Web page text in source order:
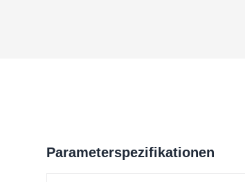
Parameterspezifikationen